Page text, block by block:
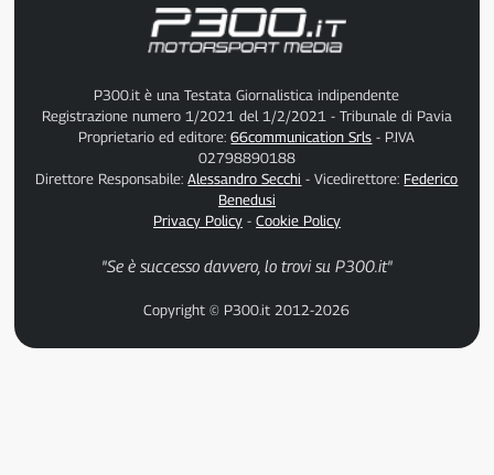
P300.it è una Testata Giornalistica indipendente
Registrazione numero 1/2021 del 1/2/2021 - Tribunale di Pavia
Proprietario ed editore:66communication Srls - P.IVA
02798890188
Direttore Responsabile:Alessandro Secchi - Vicedirettore: Federico
Benedusi
Privacy Policy- Cookie Policy
"Se è successo davvero, lo trovi su P300.it"
Copyright © P300.it 2012-2026